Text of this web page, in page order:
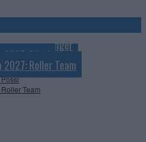
Knaus
2027: Mobilvetta
Challenger
2027: Pössl
Roller Team